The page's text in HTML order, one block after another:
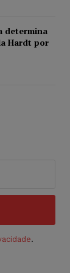
determina
Hardt por
.